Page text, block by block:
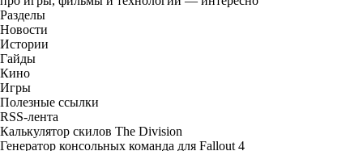
Разделы
Новости
Истории
Гайды
Кино
Игры
Полезные ссылки
RSS-лента
Калькулятор скилов The Division
Генератор консольных команда для Fallout 4